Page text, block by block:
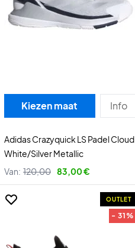
Kiezen maat Info
Adidas Crazyquick LS Padel Cloud
White/Silver Metallic
Van: 120,00 83,00 €
OUTLET
- 31%